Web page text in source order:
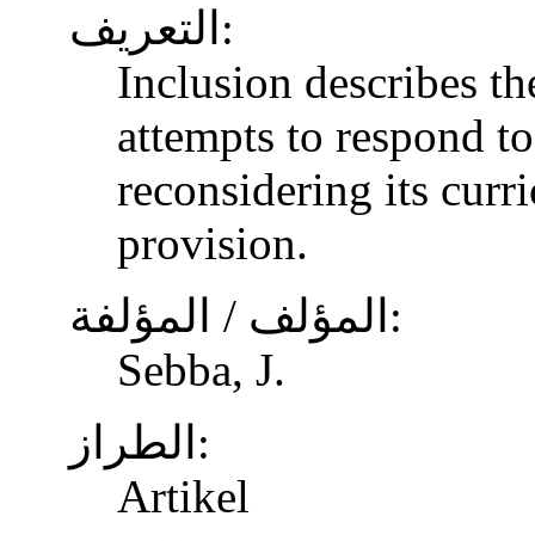
التعريف:
Inclusion describes
attempts to respond
reconsidering its
provision.
المؤلف / المؤلفة:
Sebba, J.
الطراز:
Artikel